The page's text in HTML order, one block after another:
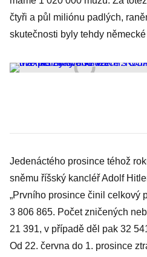
čtyři a půl miliónu padlých,
skutečnosti byly tehdy
Jedenáctého prosince téhož
sněmu říšský kancléř Adolf
„Prvního prosince činil celkový
3 806 865. Počet zničených
21 391, v případě děl pak 32
Od 22. června do 1. prosince